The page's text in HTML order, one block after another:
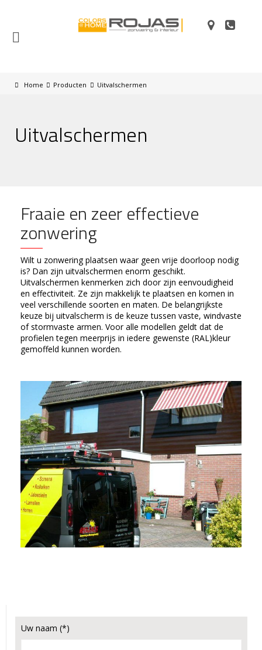
Home Producten Uitvalschermen
Uitvalschermen
Fraaie en zeer effectieve
zonwering
Wilt u zonwering plaatsen waar geen vrije doorloop nodig
is? Dan zijn uitvalschermen enorm geschikt.
Uitvalschermen kenmerken zich door zijn eenvoudigheid
en effectiviteit. Ze zijn makkelijk te plaatsen en komen in
veel verschillende soorten en maten. De belangrijkste
keuze bij uitvalscherm is de keuze tussen vaste, windvaste
of stormvaste armen. Voor alle modellen geldt dat de
profielen tegen meerprijs in iedere gewenste (RAL)kleur
gemoffeld kunnen worden.
Uw naam (*)